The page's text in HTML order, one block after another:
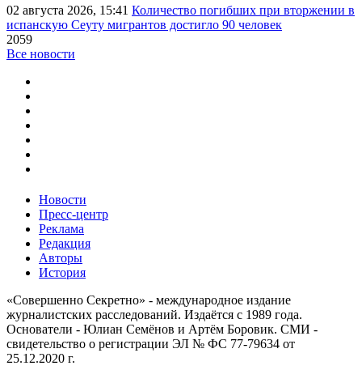
02 августа 2026, 15:41 Количество погибших при вторжении в
испанскую Сеуту мигрантов достигло 90 человек
2059
Все новости
Новости
Пресс-центр
Реклама
Редакция
Авторы
История
«Совершенно Секретно» - международное издание
журналистских расследований. Издаётся с 1989 года.
Основатели - Юлиан Семёнов и Артём Боровик. CМИ -
свидетельство о регистрации ЭЛ № ФС 77-79634 от
25.12.2020 г.